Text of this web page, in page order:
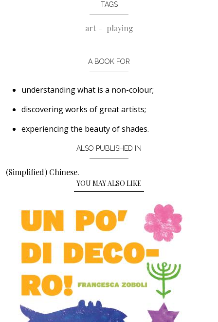
TAGS
art playing
A BOOK FOR
understanding what is a non-colour;
discovering works of great artists;
experiencing the beauty of shades.
ALSO PUBLISHED IN
(Simplified) Chinese.
YOU MAY ALSO LIKE